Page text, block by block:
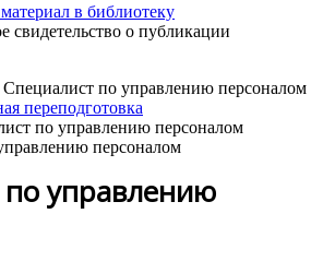
в библиотеку
свидетельство о публикации
переподготовка
персоналом
по управлению